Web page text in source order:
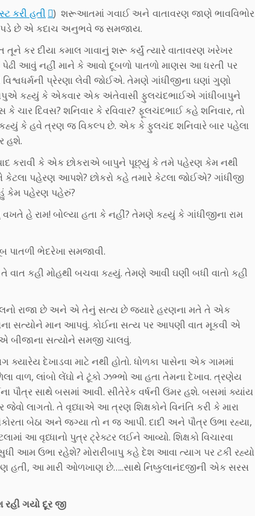
કરી હતી ) શરૂઆતમાં ગવાઈ અને વાતાવરણ જાણે ભાવવિભોર
પડે છે એ કદાચ અનુભવે જ સમજાય.
કર દીયા કમાલ ગાવાનું શરૂ કર્યું ત્યારે વાતાવરણ ખરેખર
આવું નહીં માને કે આવો દૂબળો પાતળો માણસ આ ધરતી પર
પ્રેરણા લેવી જોઈએ. તેમણે ગાંધીજીના ઘણાં ગુણો
કહ્યું કે એકવાર એક અંતેવાસી ફુલચંદભાઈએ ગાંધીબાપુને
દિવસ? શનિવાર કે રવિવાર? ફૂલચંદભાઈ કહે શનિવાર, તો
કહ્યું કે હવે ત્રણ જ વિકલ્પ છે. એક કે ફુલચંદ શનિવારે બાર પહેલા
હશે.
કરાવી કે એક છોકરાએ બાપુને પૂછ્યું કે તમે પહેરણ કેમ નથી
કેટલા પહેરણ આપશે? છોકરો કહે તમારે કેટલા જોઈએ? ગાંધીજી
કેમ પહેરણ પહેરું?
હે રામ! બોલ્યા હતા કે નહીં? તેમણે કહ્યું કે ગાંધીજીના રામ
ભેદરેખા સમજાવી.
તે વાત કહી મોહથી બચવા કહ્યું. તેમણે આવી ઘણી બધી વાતો કહી
રાજા છે અને એ તેનું સત્ય છે જ્યારે હરણના મતે તે એક
સત્યોને માન આપવું. કોઈના સત્ય પર આપણી વાત મૂકવી એ
બીજાના સત્યોને સમજી ચાલવું.
દેખાડવા માટે નથી હોતો. ધોળકા પાસેના એક ગામમાં
વાળ, લાંબો લેંઘો ને ટૂંકો ઝભ્ભો આ હતા તેમના દેખાવ. ત્રણેય
પૌત્ર સાથે બસમાં આવી. સીતેરેક વર્ષની ઉંમર હશે. બસમાં ક્યાંય
લાગતો. તે વૃધ્ધાએ આ ત્રણ શિક્ષકોને વિનંતિ કરી કે મારા
બેઠા અને જગ્યા તો ન જ આપી. દાદી અને પૌત્ર ઉભા રહ્યા,
આ વૃધ્ધાનો પુત્ર ટ્રેક્ટર લઈને આવ્યો. શિક્ષકો વિચારવા
આમ ઉભા રહેશે? મોરારીબાપુ કહે દેશ આવા ત્યાગ પર ટકી રહ્યો
હતી, આ મારી ઓળખાણ છે…..સાથે નિષ્કુલાનંદજીની એક સરસ
રહી ગયો દૂર જી